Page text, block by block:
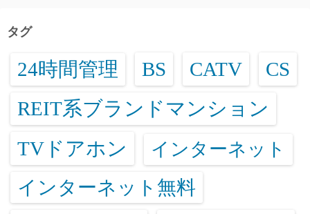
タグ
24時間管理 BS CATV CS
REIT系ブランドマンション
TVドアホン インターネット
インターネット無料